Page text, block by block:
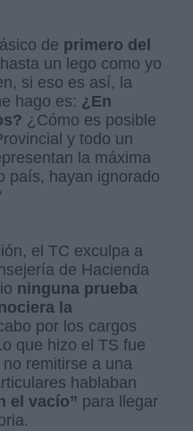
de primero del
un lego como yo
si eso es así, la
hago es: ¿En
¿Cómo es posible
y todo un
la máxima
país, hayan ignorado
el TC exculpa a
de Hacienda
ninguna prueba
la
por los cargos
que hizo el TS fue
no remitirse a una
hablaban
el vacío” para llegar